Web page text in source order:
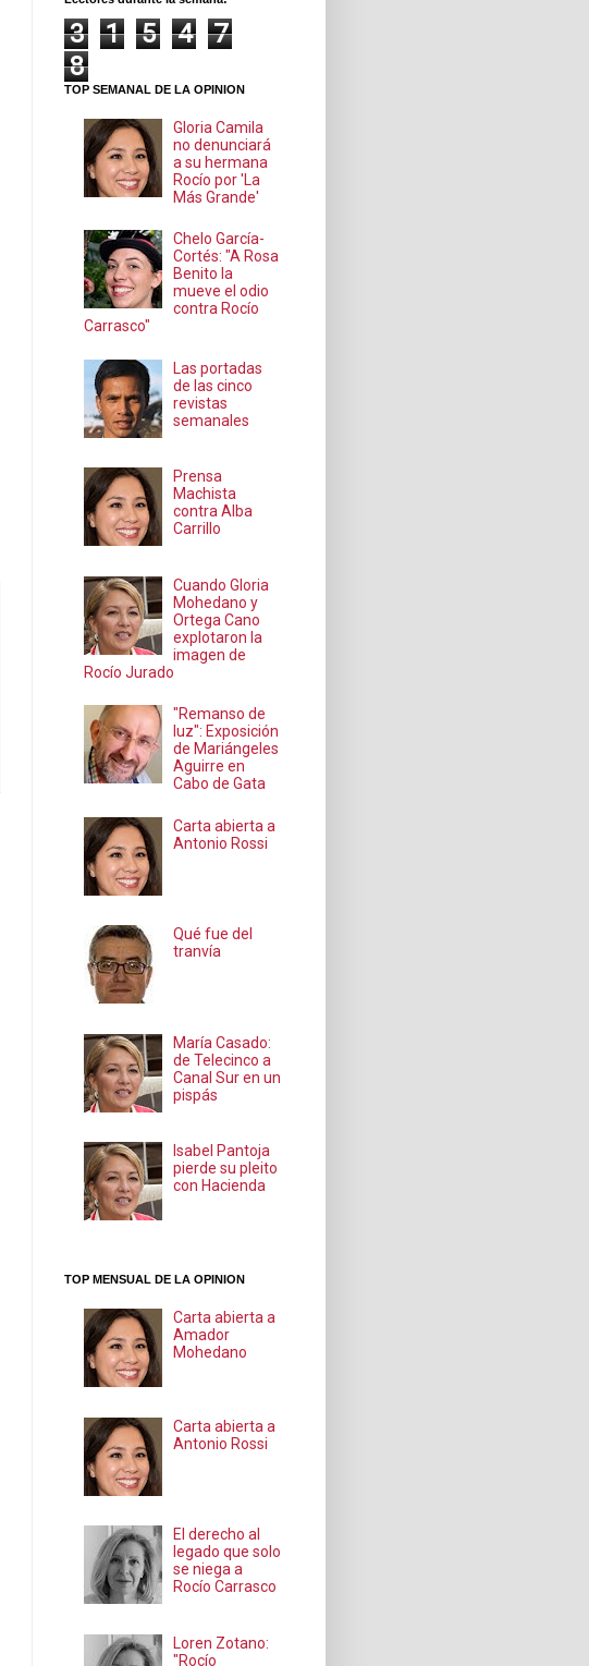
3 1 5 4
7
8
TOP SEMANAL DE LA OPINION
Gloria Camila
no denunciará
a su hermana
Rocío por 'La
Más Grande'
Chelo García-
Cortés: "A Rosa
Benito la
mueve el odio
contra Rocío
Carrasco"
Las portadas
de las cinco
revistas
semanales
Prensa
Machista
contra Alba
Carrillo
Cuando Gloria
Mohedano y
Ortega Cano
explotaron la
imagen de
Rocío Jurado
"Remanso de
luz": Exposición
de Mariángeles
Aguirre en
Cabo de Gata
Carta abierta a
Antonio Rossi
Qué fue del
tranvía
María Casado:
de Telecinco a
Canal Sur en un
pispás
Isabel Pantoja
pierde su pleito
con Hacienda
TOP MENSUAL DE LA OPINION
Carta abierta a
Amador
Mohedano
Carta abierta a
Antonio Rossi
El derecho al
legado que solo
se niega a
Rocío Carrasco
Loren Zotano:
"Rocío